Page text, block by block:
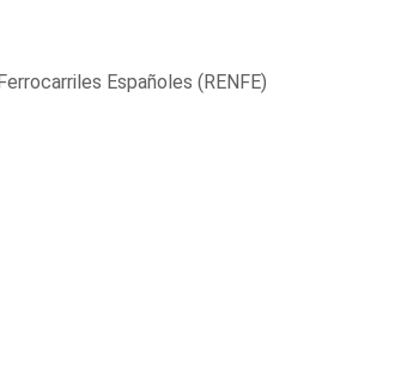
Españoles (RENFE)